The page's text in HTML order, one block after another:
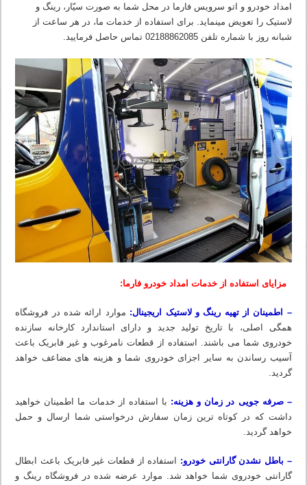
امداد خودرو و اتو سرویس فارما در محل شما به صورت سیّار، رینگ و
لاستیک را تعویض مینماید. برای استفاده از خدمات ما، در هر ساعت از
شبانه روز با شماره تلفن 02188862085 تماس حاصل فرمایید.
مزایای استفاده از خدمات امداد خودرو فارما:
– اطمینان از تهیه رینگ و لاستیک اریجینال: موارد ارائه شده در فروشگاه
همگی اصلی، با تاریخ تولید جدید و دارای استاندارد کارخانه سازنده
خودروی شما می باشند. استفاده از قطعات نامرغوب و غیر فابریک باعث
آسیب رساندن به سایر اجزای خودروی شما و هزینه های مضاعف خواهد
گردید.
– صرفه جویی در زمان و هزینه: با استفاده از خدمات ما اطمینان خواهید
داشت که در کوتاه ترین زمان سفارش درخواستی شما ارسال و حمل
خواهد گردید.
– باطل نشدن گارانتی خودرو: استفاده از قطعات غیر فابریک باعث ابطال
گارانتی خودروی شما خواهد شد. موارد عرضه شده در فروشگاه رینگ و